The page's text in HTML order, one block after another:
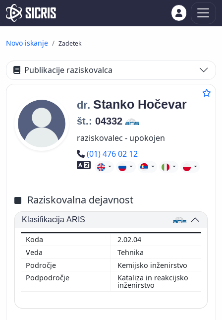
Novo iskanje Zadetek
Publikacije raziskovalca
dr. Stanko Hočevar
št.: 04332
raziskovalec - upokojen
Telefon
(01) 476 02 12
Znanje tujih jezikov
Raziskovalna dejavnost
Klasifikacija ARIS
2.02.04
Tehnika
Kemijsko inženirstvo
Kataliza in reakcijsko
inženirstvo